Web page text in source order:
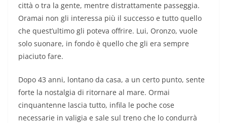
città o tra la gente, mentre distrattamente passeggia.
Oramai non gli interessa più il successo e tutto quello
che quest’ultimo gli poteva offrire. Lui, Oronzo, vuole
solo suonare, in fondo è quello che gli era sempre
piaciuto fare.
Dopo 43 anni, lontano da casa, a un certo punto, sente
forte la nostalgia di ritornare al mare. Ormai
cinquantenne lascia tutto, infila le poche cose
necessarie in valigia e sale sul treno che lo condurrà